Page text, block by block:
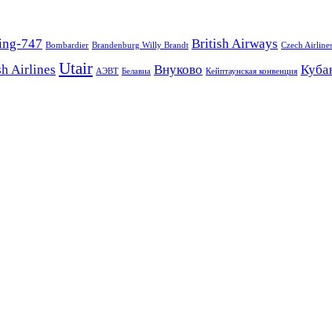
747 Bombardier Brandenburg Willy Brandt British Airways Czech Airlines
Airlines Utair АЭВТ Белавиа Внуково Кейптаунская конвенция